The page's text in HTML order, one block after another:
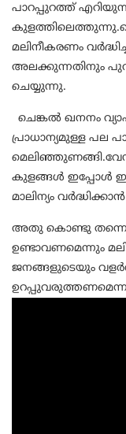
പാറപ്പുറത്ത്
മലിനീകരണം
അലക്കുന്നതിനും
ചെയ്യുന്നു.
ചെങ്കൽ ഖനനം
പ്രാധാന്യമുള്ള പല
കുളങ്ങൾ ഇപ്പോൾ
മാലിന്യം
അതു കൊണ്ടു തന്നെ
ഉണ്ടാവണമെന്നും
ജനങ്ങളുടെയും